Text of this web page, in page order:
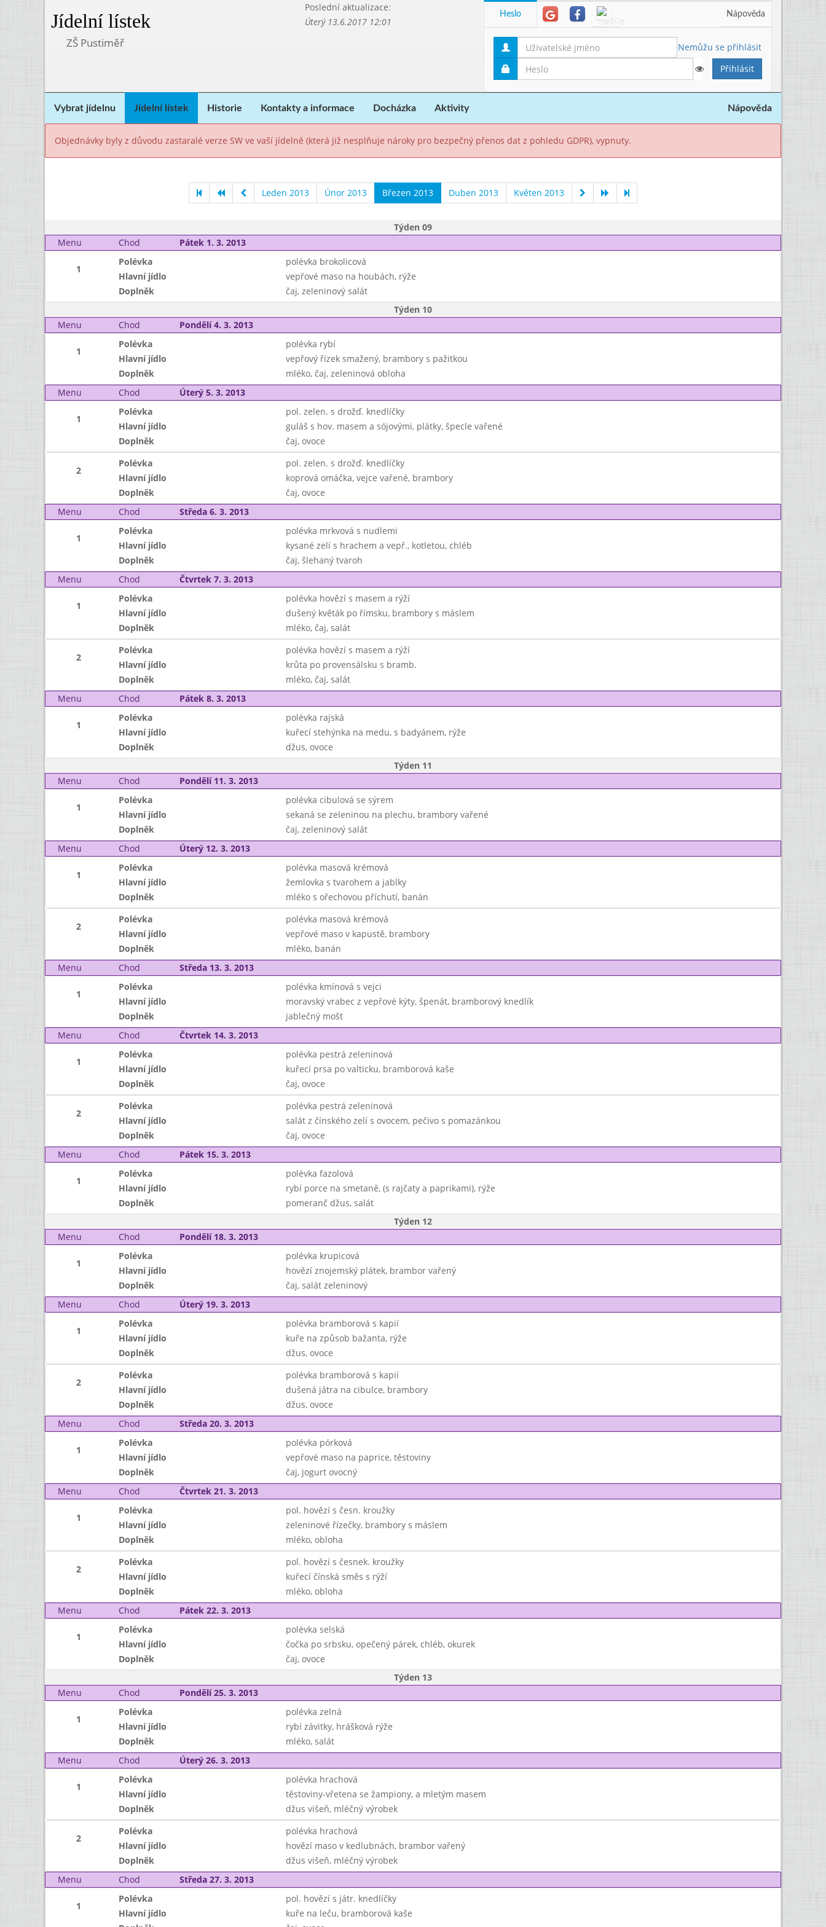
Jídelní lístek
Poslední aktualizace:
Úterý 13.6.2017 12:01
ZŠ Pustiměř
Heslo Nápověda
Nemůžu se přihlásit
Vybrat jídelnu Jídelní lístek Historie Kontakty a informace Docházka Aktivity Nápověda
Objednávky byly z důvodu zastaralé verze SW ve vaší jídelně (která již nesplňuje nároky pro bezpečný přenos dat z pohledu GDPR), vypnuty.
Leden 2013 Únor 2013 Březen 2013 Duben 2013 Květen 2013
Týden 09
Menu
Chod Pátek 1. 3. 2013
1
Polévka
polévka brokolicová
Hlavní jídlo
vepřové maso na houbách, rýže
Doplněk
čaj, zeleninový salát
Týden 10
Menu
Chod Pondělí 4. 3. 2013
1
Polévka
polévka rybí
Hlavní jídlo
vepřový řízek smažený, brambory s pažitkou
Doplněk
mléko, čaj, zeleninová obloha
Menu
Chod Úterý 5. 3. 2013
1
Polévka
pol. zelen. s drožď. knedlíčky
Hlavní jídlo
guláš s hov. masem a sójovými, plátky, špecle vařené
Doplněk
čaj, ovoce
2
Polévka
pol. zelen. s drožď. knedlíčky
Hlavní jídlo
koprová omáčka, vejce vařené, brambory
Doplněk
čaj, ovoce
Menu
Chod Středa 6. 3. 2013
1
Polévka
polévka mrkvová s nudlemi
Hlavní jídlo
kysané zelí s hrachem a vepř., kotletou, chléb
Doplněk
čaj, šlehaný tvaroh
Menu
Chod Čtvrtek 7. 3. 2013
1
Polévka
polévka hovězí s masem a rýží
Hlavní jídlo
dušený květák po římsku, brambory s máslem
Doplněk
mléko, čaj, salát
2
Polévka
polévka hovězí s masem a rýží
Hlavní jídlo
krůta po provensálsku s bramb.
Doplněk
mléko, čaj, salát
Menu
Chod Pátek 8. 3. 2013
1
Polévka
polévka rajská
Hlavní jídlo
kuřecí stehýnka na medu, s badyánem, rýže
Doplněk
džus, ovoce
Týden 11
Menu
Chod Pondělí 11. 3. 2013
1
Polévka
polévka cibulová se sýrem
Hlavní jídlo
sekaná se zeleninou na plechu, brambory vařené
Doplněk
čaj, zeleninový salát
Menu
Chod Úterý 12. 3. 2013
1
Polévka
polévka masová krémová
Hlavní jídlo
žemlovka s tvarohem a jablky
Doplněk
mléko s ořechovou příchutí, banán
2
Polévka
polévka masová krémová
Hlavní jídlo
vepřové maso v kapustě, brambory
Doplněk
mléko, banán
Menu
Chod Středa 13. 3. 2013
1
Polévka
polévka kmínová s vejci
Hlavní jídlo
moravský vrabec z vepřové kýty, špenát, bramborový knedlík
Doplněk
jablečný mošt
Menu
Chod Čtvrtek 14. 3. 2013
1
Polévka
polévka pestrá zeleninová
Hlavní jídlo
kuřecí prsa po valticku, bramborová kaše
Doplněk
čaj, ovoce
2
Polévka
polévka pestrá zeleninová
Hlavní jídlo
salát z čínského zelí s ovocem, pečivo s pomazánkou
Doplněk
čaj, ovoce
Menu
Chod Pátek 15. 3. 2013
1
Polévka
polévka fazolová
Hlavní jídlo
rybí porce na smetaně, (s rajčaty a paprikami), rýže
Doplněk
pomeranč džus, salát
Týden 12
Menu
Chod Pondělí 18. 3. 2013
1
Polévka
polévka krupicová
Hlavní jídlo
hovězí znojemský plátek, brambor vařený
Doplněk
čaj, salát zeleninový
Menu
Chod Úterý 19. 3. 2013
1
Polévka
polévka bramborová s kapií
Hlavní jídlo
kuře na způsob bažanta, rýže
Doplněk
džus, ovoce
2
Polévka
polévka bramborová s kapií
Hlavní jídlo
dušená játra na cibulce, brambory
Doplněk
džus, ovoce
Menu
Chod Středa 20. 3. 2013
1
Polévka
polévka pórková
Hlavní jídlo
vepřové maso na paprice, těstoviny
Doplněk
čaj, jogurt ovocný
Menu
Chod Čtvrtek 21. 3. 2013
1
Polévka
pol. hovězí s česn. kroužky
Hlavní jídlo
zeleninové řízečky, brambory s máslem
Doplněk
mléko, obloha
2
Polévka
pol. hovězí s česnek. kroužky
Hlavní jídlo
kuřecí čínská směs s rýží
Doplněk
mléko, obloha
Menu
Chod Pátek 22. 3. 2013
1
Polévka
polévka selská
Hlavní jídlo
čočka po srbsku, opečený párek, chléb, okurek
Doplněk
čaj, ovoce
Týden 13
Menu
Chod Pondělí 25. 3. 2013
1
Polévka
polévka zelná
Hlavní jídlo
rybí závitky, hrášková rýže
Doplněk
mléko, salát
Menu
Chod Úterý 26. 3. 2013
1
Polévka
polévka hrachová
Hlavní jídlo
těstoviny-vřetena se žampiony, a mletým masem
Doplněk
džus višeň, mléčný výrobek
2
Polévka
polévka hrachová
Hlavní jídlo
hovězí maso v kedlubnách, brambor vařený
Doplněk
džus višeň, mléčný výrobek
Menu
Chod Středa 27. 3. 2013
1
Polévka
pol. hovězí s játr. knedlíčky
Hlavní jídlo
kuře na leču, bramborová kaše